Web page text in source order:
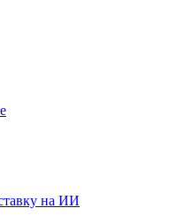
на ИИ